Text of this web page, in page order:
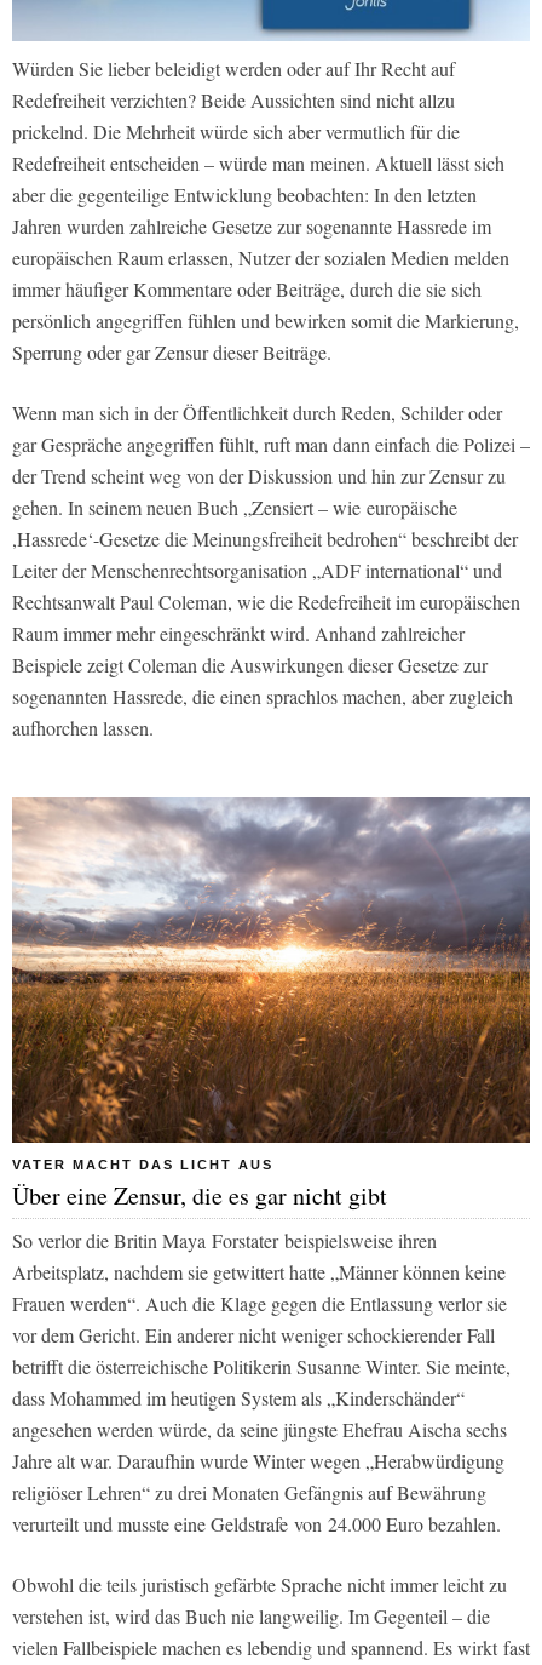
Würden Sie lieber beleidigt werden oder auf Ihr Recht auf
Redefreiheit verzichten? Beide Aussichten sind nicht allzu
prickelnd. Die Mehrheit würde sich aber vermutlich für die
Redefreiheit entscheiden – würde man meinen. Aktuell lässt sich
aber die gegenteilige Entwicklung beobachten: In den letzten
Jahren wurden zahlreiche Gesetze zur sogenannte Hassrede im
europäischen Raum erlassen, Nutzer der sozialen Medien melden
immer häufiger Kommentare oder Beiträge, durch die sie sich
persönlich angegriffen fühlen und bewirken somit die Markierung,
Sperrung oder gar Zensur dieser Beiträge.
Wenn man sich in der Öffentlichkeit durch Reden, Schilder oder
gar Gespräche angegriffen fühlt, ruft man dann einfach die Polizei –
der Trend scheint weg von der Diskussion und hin zur Zensur zu
gehen. In seinem neuen Buch „Zensiert – wie europäische
,Hassrede‘-Gesetze die Meinungsfreiheit bedrohen“ beschreibt der
Leiter der Menschenrechtsorganisation „ADF international“ und
Rechtsanwalt Paul Coleman, wie die Redefreiheit im europäischen
Raum immer mehr eingeschränkt wird. Anhand zahlreicher
Beispiele zeigt Coleman die Auswirkungen dieser Gesetze zur
sogenannten Hassrede, die einen sprachlos machen, aber zugleich
aufhorchen lassen.
VATER MACHT DAS LICHT AUS
Über eine Zensur, die es gar nicht gibt
So verlor die Britin Maya Forstater beispielsweise ihren
Arbeitsplatz, nachdem sie getwittert hatte „Männer können keine
Frauen werden“. Auch die Klage gegen die Entlassung verlor sie
vor dem Gericht. Ein anderer nicht weniger schockierender Fall
betrifft die österreichische Politikerin Susanne Winter. Sie meinte,
dass Mohammed im heutigen System als „Kinderschänder“
angesehen werden würde, da seine jüngste Ehefrau Aischa sechs
Jahre alt war. Daraufhin wurde Winter wegen „Herabwürdigung
religiöser Lehren“ zu drei Monaten Gefängnis auf Bewährung
verurteilt und musste eine Geldstrafe von 24.000 Euro bezahlen.
Obwohl die teils juristisch gefärbte Sprache nicht immer leicht zu
verstehen ist, wird das Buch nie langweilig. Im Gegenteil – die
vielen Fallbeispiele machen es lebendig und spannend. Es wirkt fast